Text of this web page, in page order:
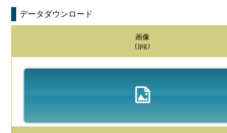
データダウンロード
画像
（jpg）